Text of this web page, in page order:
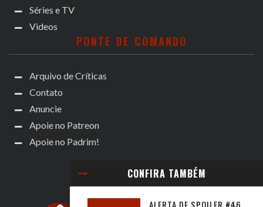
CONFIRA TAMBÉM
Séries e TV
Videos
PONTE DE COMANDO
Arquivo de Críticas
Contato
Anuncie
Apoie no Patreon
Apoie no Padrim!